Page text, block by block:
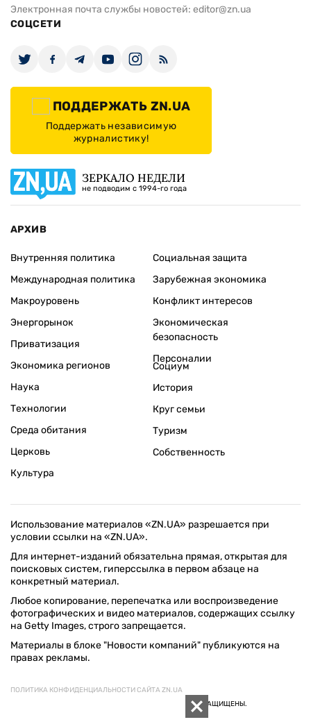
Электронная почта службы новостей: editor@zn.ua
СОЦСЕТИ
ПОДДЕРЖАТЬ ZN.UA
Поддержать независимую
журналистику!
ЗЕРКАЛО НЕДЕЛИ
не подводим с 1994-го года
АРХИВ
Внутренняя политика
Международная политика
Макроуровень
Энергорынок
Приватизация
Экономика регионов
Социальная защита
Зарубежная экономика
Конфликт интересов
Экономическая
безопасность
Персоналии
Наука
Технологии
Среда обитания
Церковь
Культура
Социум
История
Круг семьи
Туризм
Собственность
Использование материалов «ZN.UA» разрешается при
условии ссылки на «ZN.UA».
Для интернет-изданий обязательна прямая, открытая для
поисковых систем, гиперссылка в первом абзаце на
конкретный материал.
Любое копирование, перепечатка или воспроизведение
фотографических и видео материалов, содержащих ссылку
на Getty Images, строго запрещается.
Материалы в блоке "Новости компаний" публикуются на
правах рекламы.
ПОЛИТИКА КОНФИДЕНЦИАЛЬНОСТИ САЙТА ZN.UA
© 1994–2026 «ЗЕРКАЛО НЕДЕЛИ. УКРАИНА». ВСЕ ПРАВА ЗАЩИЩЕНЫ.